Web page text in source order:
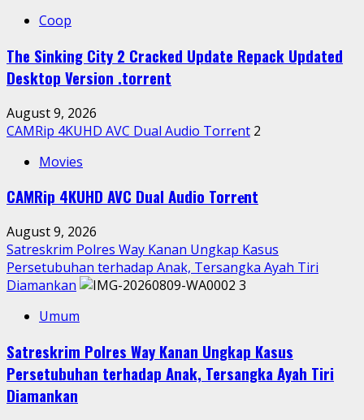
Coop
The Sinking City 2 Cracked Update Repack Updated
Desktop Version .torrent
August 9, 2026
CAMRip 4KUHD AVC Dual Audio Torr𝐞nt 2
Movies
CAMRip 4KUHD AVC Dual Audio Torr𝐞nt
August 9, 2026
Satreskrim Polres Way Kanan Ungkap Kasus
Persetubuhan terhadap Anak, Tersangka Ayah Tiri
Diamankan
3
Umum
Satreskrim Polres Way Kanan Ungkap Kasus
Persetubuhan terhadap Anak, Tersangka Ayah Tiri
Diamankan